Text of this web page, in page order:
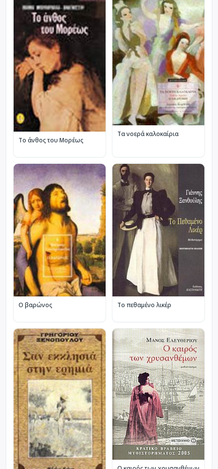
Το άνθος του Μορέως
Τα νοερά καλοκαίρια
Ο βαρώνος Το πεθαμένο λικέρ